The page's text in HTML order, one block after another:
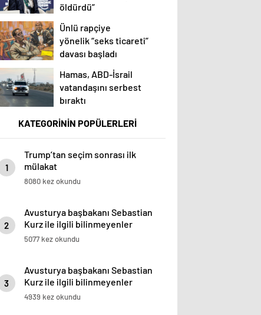
öldürdü”
Ünlü rapçiye
yönelik “seks ticareti”
davası başladı
Hamas, ABD-İsrail
vatandaşını serbest
bıraktı
KATEGORİNİN POPÜLERLERİ
1
Trump’tan seçim sonrası ilk
mülakat
8080 kez okundu
2
Avusturya başbakanı Sebastian
Kurz ile ilgili bilinmeyenler
5077 kez okundu
3
Avusturya başbakanı Sebastian
Kurz ile ilgili bilinmeyenler
4939 kez okundu